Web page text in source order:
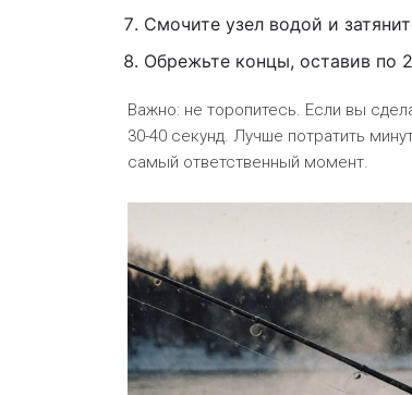
Смочите узел водой и
Обрежьте концы, оставив по
Важно: не торопитесь. Если вы
30-40 секунд. Лучше потратить
самый ответственный момент.